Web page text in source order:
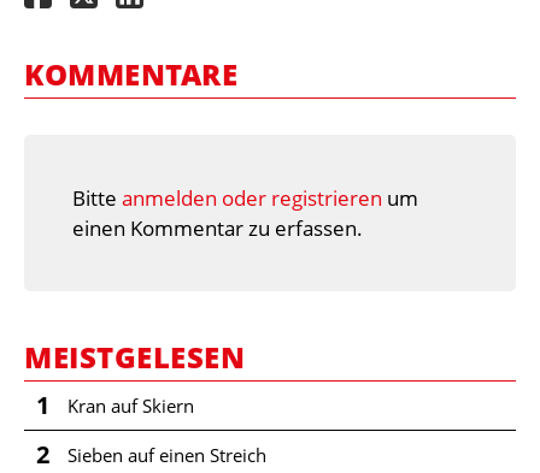
KOMMENTARE
Bitte anmelden oder registrieren um
einen Kommentar zu erfassen.
MEISTGELESEN
1 Kran auf Skiern
2 Sieben auf einen Streich